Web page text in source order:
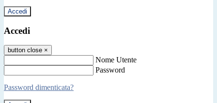
Accedi
Accedi
button close ×
Nome Utente
Password
Password dimenticata?